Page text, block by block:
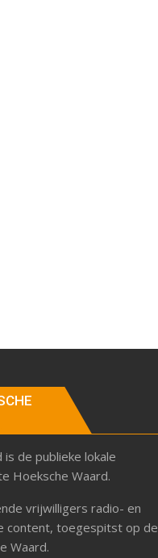
de publieke lokale
Hoeksche Waard.
vrijwilligers radio- en
content, toegespitst op de
Waard.